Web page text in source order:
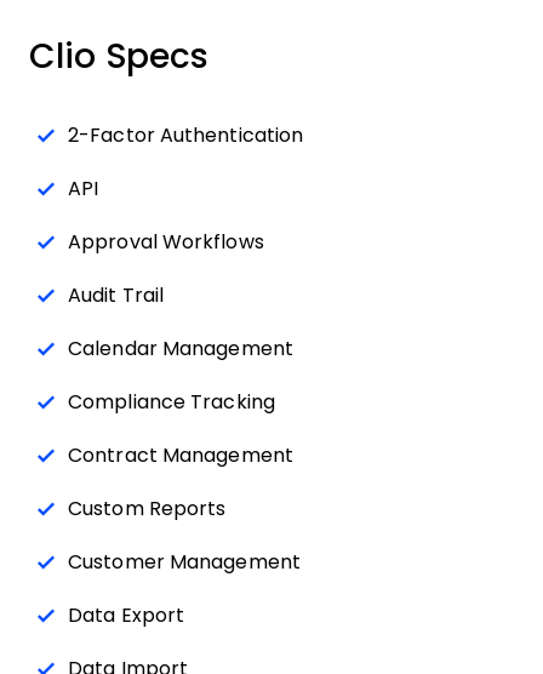
Clio Specs
2-Factor Authentication
API
Approval Workflows
Audit Trail
Calendar Management
Compliance Tracking
Contract Management
Custom Reports
Customer Management
Data Export
Data Import